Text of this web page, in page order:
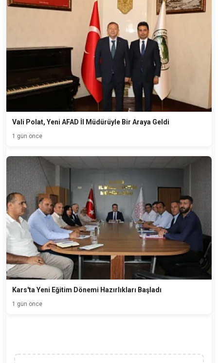
Vali Polat, Yeni AFAD İl Müdürüyle Bir Araya Geldi
1 gün önce
Kars'ta Yeni Eğitim Dönemi Hazırlıkları Başladı
1 gün önce